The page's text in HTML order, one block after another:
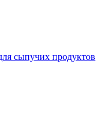
сыпучих продуктов